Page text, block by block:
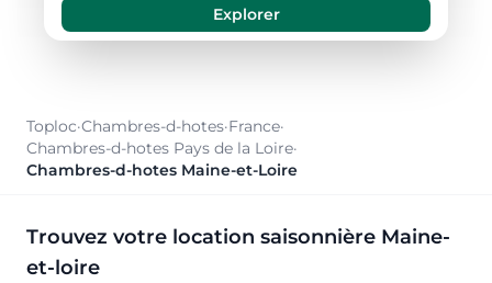
Toploc·Chambres-d-hotes·France·
Chambres-d-hotes Pays de la Loire·
Chambres-d-hotes Maine-et-Loire
Trouvez votre location saisonnière Maine-
et-loire